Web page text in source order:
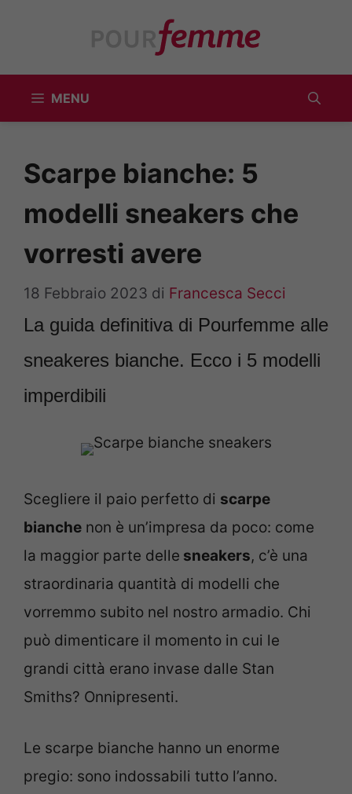
MENU
Scarpe bianche: 5
modelli sneakers che
vorresti avere
18 Febbraio 2023 di Francesca Secci
La guida definitiva di Pourfemme alle
sneakeres bianche. Ecco i 5 modelli
imperdibili
Scegliere il paio perfetto di scarpe
bianche non è un’impresa da poco: come
la maggior parte delle sneakers, c’è una
straordinaria quantità di modelli che
vorremmo subito nel nostro armadio. Chi
può dimenticare il momento in cui le
grandi città erano invase dalle Stan
Smiths? Onnipresenti.
Le scarpe bianche hanno un enorme
pregio: sono indossabili tutto l’anno.